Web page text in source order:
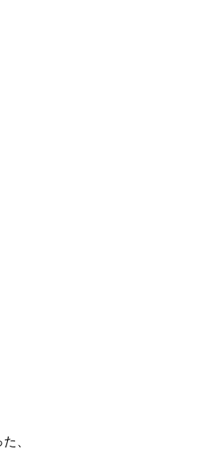
、